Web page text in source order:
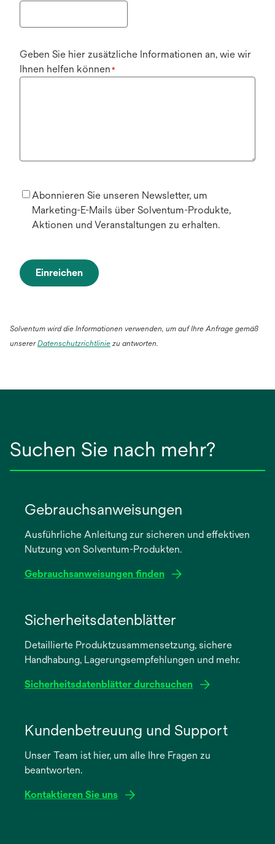
Geben Sie hier zusätzliche Informationen an, wie wir
Ihnen helfen können *
Abonnieren Sie unseren Newsletter, um
Marketing-E-Mails über Solventum-Produkte,
Aktionen und Veranstaltungen zu erhalten.
Einreichen
Solventum wird die Informationen verwenden, um auf Ihre Anfrage gemäß
unsererDatenschutzrichtliniewird
zu antworten.
Suchen Sie nach mehr?
Gebrauchsanweisungen
Ausführliche Anleitung zur sicheren und effektiven
Nutzung von Solventum-Produkten.
Gebrauchsanweisungen finden
neuen
Registerkarte
Sicherheitsdatenblätter
Detaillierte Produktzusammensetzung, sichere
Handhabung, Lagerungsempfehlungen und mehr.
Sicherheitsdatenblätter durchsuchen
neuen
Registerkarte
Kundenbetreuung und Support
Unser Team ist hier, um alle Ihre Fragen zu
beantworten.
Kontaktieren Sie uns